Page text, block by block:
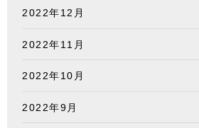
2022年12月
2022年11月
2022年10月
2022年9月